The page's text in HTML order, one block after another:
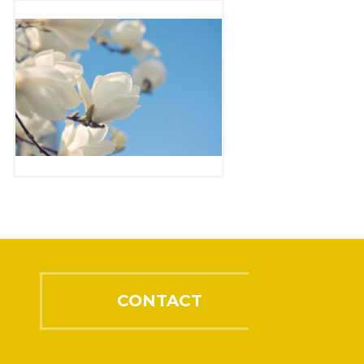
CONTACT